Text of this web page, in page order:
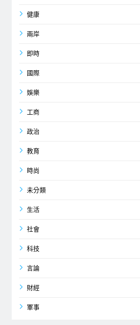
健康
兩岸
即時
國際
娛樂
工商
政治
教育
時尚
未分類
生活
社會
科技
言論
財經
軍事